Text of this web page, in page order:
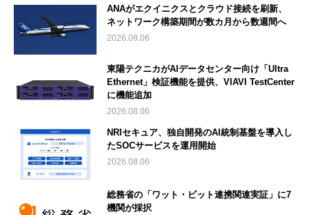
ANAがエクイニクスとクラウド接続を刷新、
ネットワーク構築期間が数カ月から数週間へ
2026.08.06
東陽テクニカがAIデータセンター向け「Ultra
Ethernet」検証機能を提供、VIAVI TestCenter
に機能追加
2026.08.06
NRIセキュア、独自開発のAI統制基盤を導入し
たSOCサービスを運用開始
2026.08.06
総務省の「ワット・ビット連携関連実証」に7
機関が採択